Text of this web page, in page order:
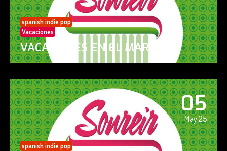
spanish indie pop
Vacaciones
VACACIONES EN EL MAR
05
May 25
spanish indie pop